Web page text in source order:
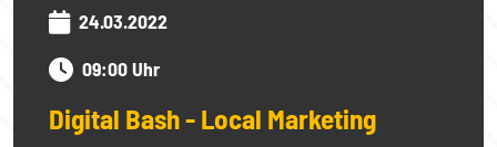
24.03.2022
09:00 Uhr
Digital Bash - Local Marketing